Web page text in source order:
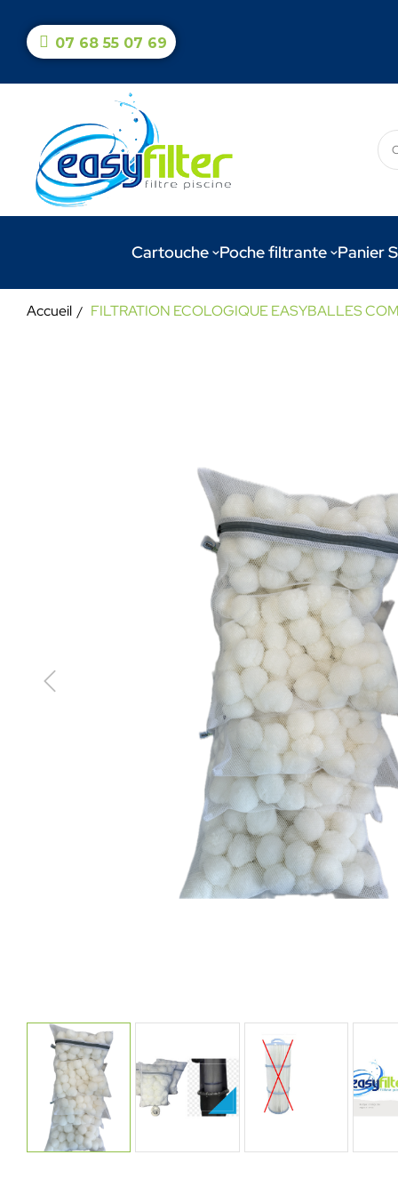
07 68 55 07 69
Cartouche Poche filtrante Panier
Accueil FILTRATION ECOLOGIQUE EASYBALLES